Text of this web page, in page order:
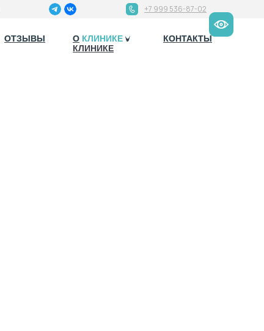
+7 999 536-87-02
ОТЗЫВЫ
ОТЗЫВЫ О КЛИНИКЕ
О
КЛИНИКЕ
КОНТАКТЫ
КОНТАКТЫ